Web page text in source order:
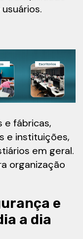
e fábricas,
e instituições,
em geral.
organização
e
a dia